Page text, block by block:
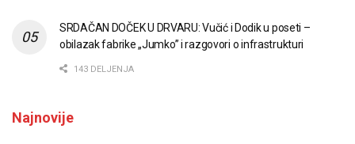
SRDAČAN DOČEK U DRVARU: Vučić i Dodik u poseti –
obilazak fabrike „Jumko” i razgovori o infrastrukturi
143 DELJENJA
Najnovije